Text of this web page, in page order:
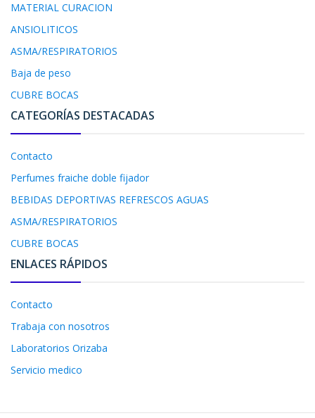
MATERIAL CURACION
ANSIOLITICOS
ASMA/RESPIRATORIOS
Baja de peso
CUBRE BOCAS
CATEGORÍAS DESTACADAS
Contacto
Perfumes fraiche doble fijador
BEBIDAS DEPORTIVAS REFRESCOS AGUAS
ASMA/RESPIRATORIOS
CUBRE BOCAS
ENLACES RÁPIDOS
Contacto
Trabaja con nosotros
Laboratorios Orizaba
Servicio medico